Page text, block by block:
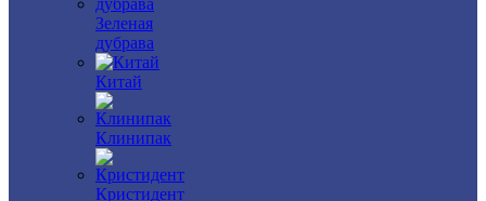
Зеленая
дубрава
Китай
Клинипак
Кристидент